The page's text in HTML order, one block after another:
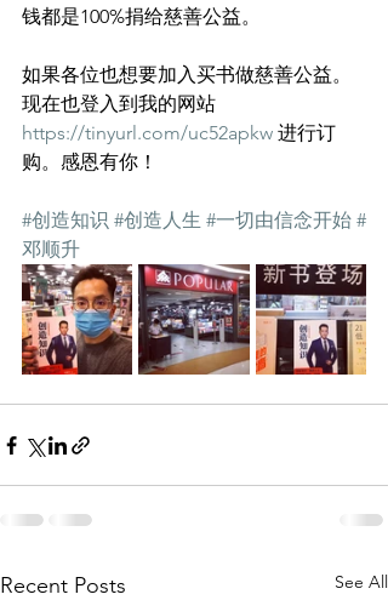
钱都是100%捐给慈善公益。
如果各位也想要加入买书做慈善公益。
现在也登入到我的网站
https://tinyurl.com/uc52apkw 进行订
购。感恩有你！
#创造知识 #创造人生 #一切由信念开始 #
邓顺升
Recent Posts See All